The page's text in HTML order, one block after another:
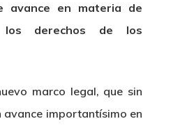
avance en materia de
derechos de los
marco legal, que sin
avance importantísimo en